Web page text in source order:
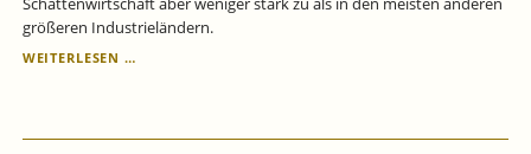
größeren Industrieländern.
WEITERLESEN …BETRÄCHTLICHER
2023